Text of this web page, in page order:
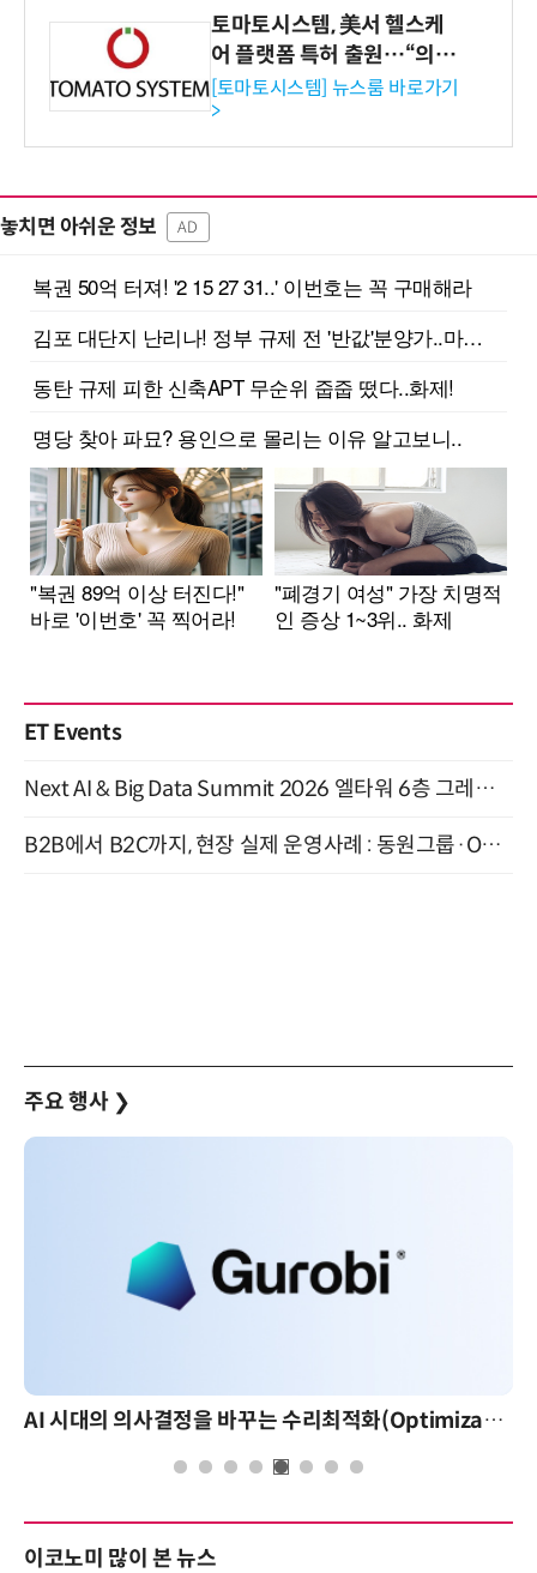
토마토시스템, 美서 헬스케
어 플랫폼 특허 출원…“의료
기관·보험사 공략”
[토마토시스템] 뉴스룸 바로가기
>
놓치면 아쉬운 정보 AD
ET Events
Next AI & Big Data Summit 2026 엘타워 6층 그레이스홀 개최 (9/18)
B2B에서 B2C까지, 현장 실제 운영사례 : 동원그룹·OCI·다이닝브랜즈그룹·당근 (8/27)
주요 행사 ❯
AI 시대의 의사결정을 바꾸는 수리최적화(Optimization): 실제 산업 적용 사례와 활용 전략
이코노미 많이 본 뉴스